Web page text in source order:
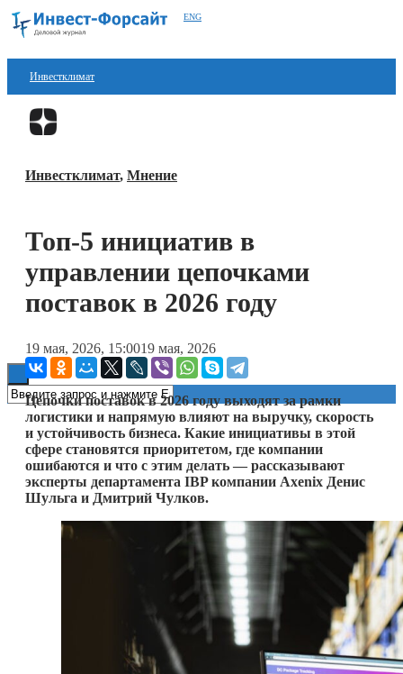
ENG
Инвестклимат
Финансы
Блокчейн
Инвестклимат, Мнение
Топ-5 инициатив в
управлении цепочками
поставок в 2026 году
19 мая, 2026, 15:0019 мая, 2026
Цепочки поставок в 2026 году выходят за рамки
логистики и напрямую влияют на выручку, скорость
и устойчивость бизнеса. Какие инициативы в этой
сфере становятся приоритетом, где компании
ошибаются и что с этим делать — рассказывают
эксперты департамента IBP компании Axenix Денис
Шульга и Дмитрий Чулков.